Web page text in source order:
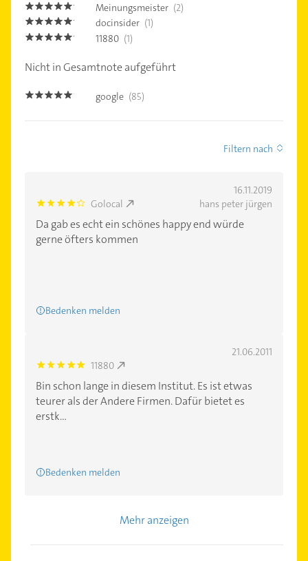
5.0 Meinungsmeister (2)
5.0 docinsider (1)
5.0 11880 (1)
Nicht in Gesamtnote aufgeführt
4.8 google (85)
Filtern nach
16.11.2019
4.0 Golocal hans peter jürgen
Da gab es echt ein schönes happy end würde
gerne öfters kommen
Bedenken melden
21.06.2011
5.0 11880
Bin schon lange in diesem Institut. Es ist etwas
teurer als der Andere Firmen. Dafür bietet es
erstk...
Bedenken melden
Mehr anzeigen